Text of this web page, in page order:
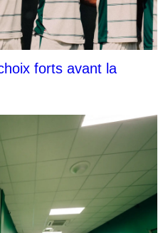
forts avant la